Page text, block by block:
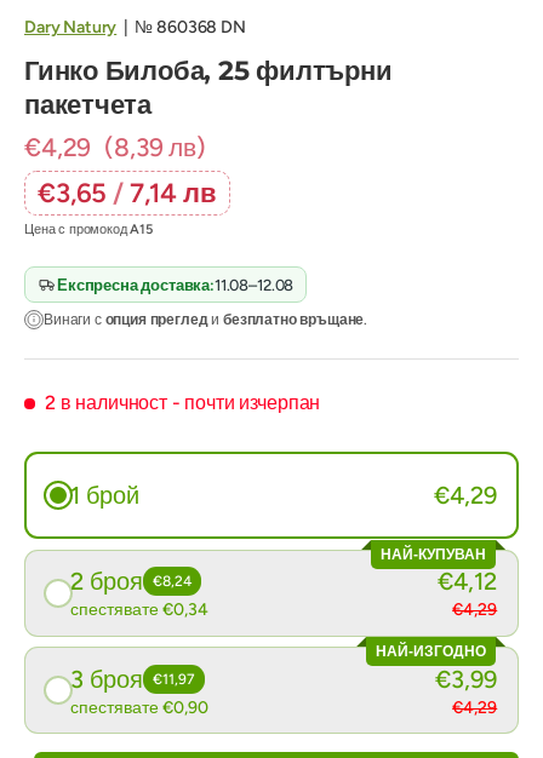
Dary Natury №860368 DN
Гинко Билоба, 25 филтърни
пакетчета
€4,29 (8,39 лв)
€3,65 /7,14 лв
Цена с промокодA15
Експресна доставка:11.08–12.08
Винаги с опция прегледибезплатно връщане.
2 в наличност - почти изчерпан
1 брой €4,29
НАЙ-КУПУВАН
2 броя €8,24
спестявате €0,34
€4,12
€4,29
НАЙ-ИЗГОДНО
3 броя €11,97
спестявате €0,90
€3,99
€4,29